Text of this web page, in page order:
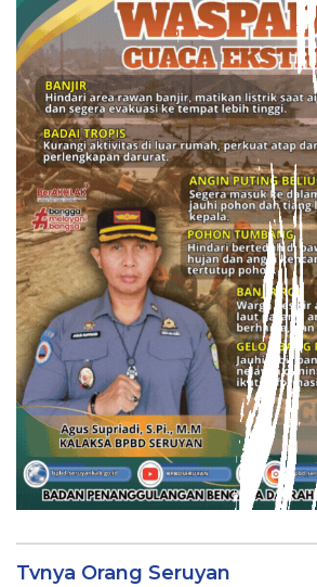
Tvnya Orang Seruyan